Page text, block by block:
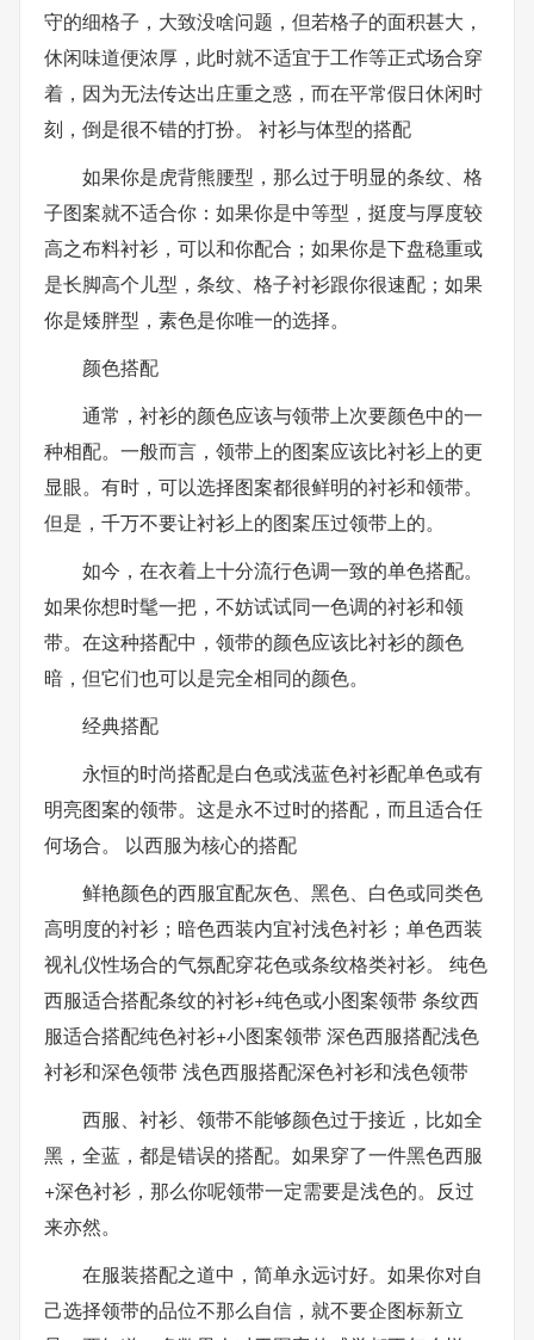
守的细格子，大致没啥问题，但若格子的面积甚大，
休闲味道便浓厚，此时就不适宜于工作等正式场合穿
着，因为无法传达出庄重之惑，而在平常假日休闲时
刻，倒是很不错的打扮。 衬衫与体型的搭配
如果你是虎背熊腰型，那么过于明显的条纹、格
子图案就不适合你：如果你是中等型，挺度与厚度较
高之布料衬衫，可以和你配合；如果你是下盘稳重或
是长脚高个儿型，条纹、格子衬衫跟你很速配；如果
你是矮胖型，素色是你唯一的选择。
颜色搭配
通常，衬衫的颜色应该与领带上次要颜色中的一
种相配。一般而言，领带上的图案应该比衬衫上的更
显眼。有时，可以选择图案都很鲜明的衬衫和领带。
但是，千万不要让衬衫上的图案压过领带上的。
如今，在衣着上十分流行色调一致的单色搭配。
如果你想时髦一把，不妨试试同一色调的衬衫和领
带。在这种搭配中，领带的颜色应该比衬衫的颜色
暗，但它们也可以是完全相同的颜色。
经典搭配
永恒的时尚搭配是白色或浅蓝色衬衫配单色或有
明亮图案的领带。这是永不过时的搭配，而且适合任
何场合。 以西服为核心的搭配
鲜艳颜色的西服宜配灰色、黑色、白色或同类色
高明度的衬衫；暗色西装内宜衬浅色衬衫；单色西装
视礼仪性场合的气氛配穿花色或条纹格类衬衫。 纯色
西服适合搭配条纹的衬衫+纯色或小图案领带 条纹西
服适合搭配纯色衬衫+小图案领带 深色西服搭配浅色
衬衫和深色领带 浅色西服搭配深色衬衫和浅色领带
西服、衬衫、领带不能够颜色过于接近，比如全
黑，全蓝，都是错误的搭配。如果穿了一件黑色西服
+深色衬衫，那么你呢领带一定需要是浅色的。反过
来亦然。
在服装搭配之道中，简单永远讨好。如果你对自
己选择领带的品位不那么自信，就不要企图标新立